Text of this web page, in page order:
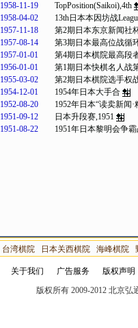
1958-11-19
TopPosition(Saikoi),4th
1958-04-02
13th日本本因坊战
1957-11-18
第2期日本东京新闻社
1957-08-14
第3期日本最高位战循
1957-01-01
第4期日本棋院最高段
1956-01-01
第1期日本快棋名人战
1955-03-02
第2期日本棋院选手权
1954-12-01
1954年日本大手合
1952-08-20
1952年日本“读卖新闻
1951-09-12
日本升段赛,1951
1951-08-22 1951年日本黎明会争
台湾棋院 日本关西棋院 海峰棋院
关于我们 广告服务
版权声明
版权所有 2009-2012 北京